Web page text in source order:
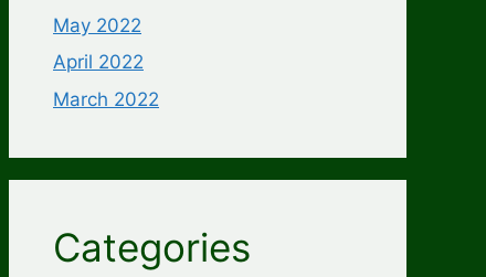
May 2022
April 2022
March 2022
Categories